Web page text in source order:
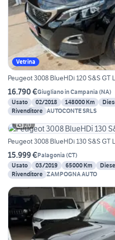
Vetrina
Peugeot 3008 BlueHDi 120 S&S GT
16.790 €Giugliano in Campania (NA)
Usato
02/2018 148000 Km
Rivenditore AUTOCONTE SRLS
20
Peugeot 3008 BlueHDi 130 S&S GT
15.999 €Palagonia (CT)
Usato
03/2019 65000 Km
Rivenditore ZAMPOGNA AUTO